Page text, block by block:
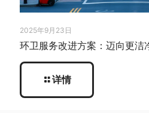
2025年9月23日
环卫服务改进方案：迈向更洁
详情